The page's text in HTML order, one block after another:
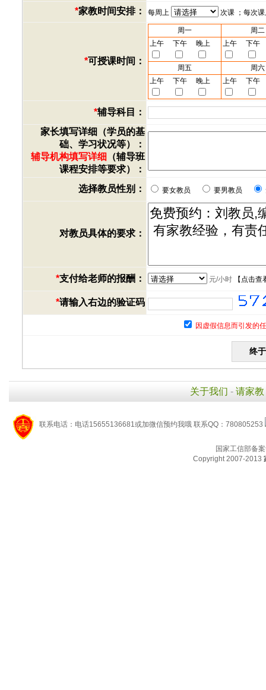
*家教时间安排： 每周上 次课 ；每次
*可授课时间：
周一
周二
上午
下午 晚上 上午 下午
周五
周六
上午
下午 晚上 上午 下午
*辅导科目：
家长填写详细（学员的基
础、学习状况等）：
辅导机构填写详细 （辅导班
课程安排等要求）：
选择教员性别：
要女教员 要男教员
对教员具体的要求：
*支付给老师的报酬： 元/小时【 点击查
*请输入右边的验证码
因虚假信息而引发的
关于我们 - 请家教
联系电话：电话15655136681或加微信预约我哦 联系QQ：780805253
国家工信部备
Copyright 2007-2013